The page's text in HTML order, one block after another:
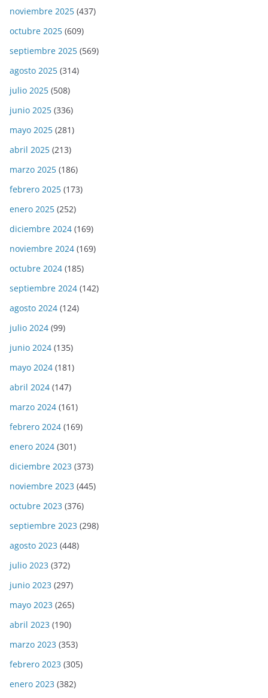
noviembre 2025 (437)
octubre 2025 (609)
septiembre 2025 (569)
agosto 2025 (314)
julio 2025 (508)
junio 2025 (336)
mayo 2025 (281)
abril 2025 (213)
marzo 2025 (186)
febrero 2025 (173)
enero 2025 (252)
diciembre 2024 (169)
noviembre 2024 (169)
octubre 2024 (185)
septiembre 2024 (142)
agosto 2024 (124)
julio 2024 (99)
junio 2024 (135)
mayo 2024 (181)
abril 2024 (147)
marzo 2024 (161)
febrero 2024 (169)
enero 2024 (301)
diciembre 2023 (373)
noviembre 2023 (445)
octubre 2023 (376)
septiembre 2023 (298)
agosto 2023 (448)
julio 2023 (372)
junio 2023 (297)
mayo 2023 (265)
abril 2023 (190)
marzo 2023 (353)
febrero 2023 (305)
enero 2023 (382)